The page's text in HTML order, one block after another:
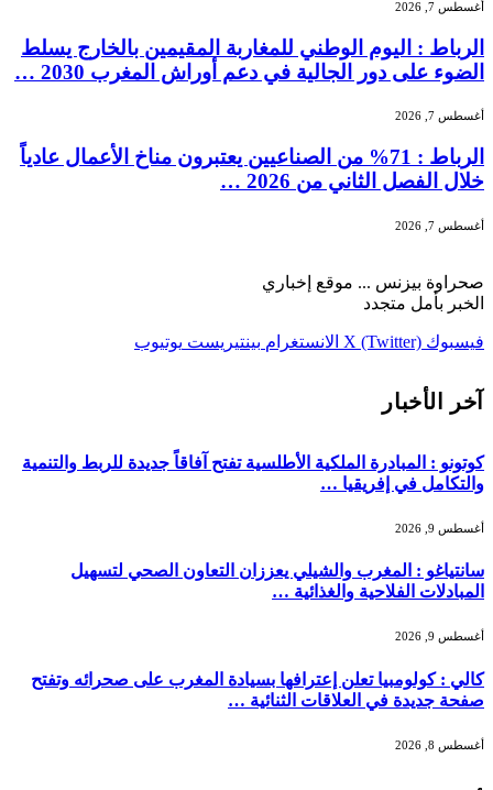
أغسطس 7, 2026
الرباط : اليوم الوطني للمغاربة المقيمين بالخارج يسلط
الضوء على دور الجالية في دعم أوراش المغرب 2030 …
أغسطس 7, 2026
الرباط : 71% من الصناعيين يعتبرون مناخ الأعمال عادياً
خلال الفصل الثاني من 2026 …
أغسطس 7, 2026
صحراوة بيزنس ... موقع إخباري
الخبر بأمل متجدد
فيسبوك X (Twitter) الانستغرام بينتيريست يوتيوب
آخر الأخبار
كوتونو : المبادرة الملكية الأطلسية تفتح آفاقاً جديدة للربط والتنمية
والتكامل في إفريقيا …
أغسطس 9, 2026
سانتياغو : المغرب والشيلي يعززان التعاون الصحي لتسهيل
المبادلات الفلاحية والغذائية …
أغسطس 9, 2026
كالي : كولومبيا تعلن إعترافها بسيادة المغرب على صحرائه وتفتح
صفحة جديدة في العلاقات الثنائية …
أغسطس 8, 2026